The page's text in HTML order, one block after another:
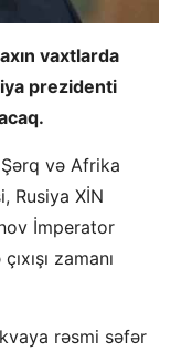
vaxtlarda
prezidenti
və Afrika
Rusiya XİN
İmperator
zamanı
rəsmi səfər